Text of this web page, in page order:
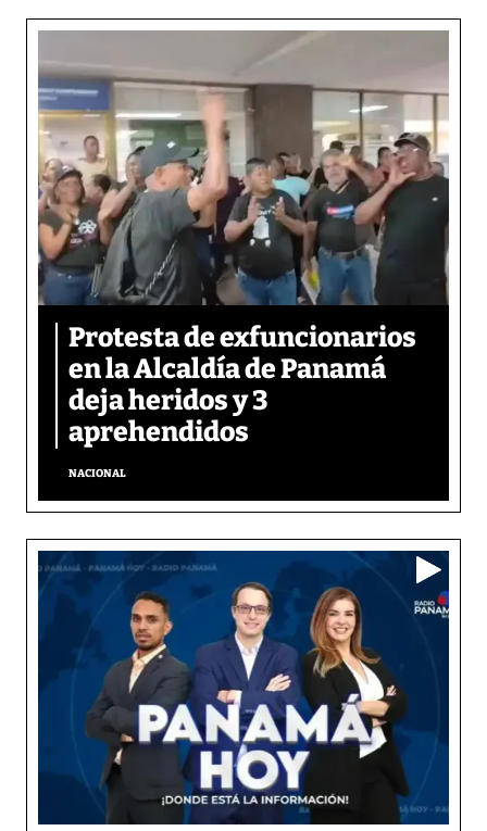
Protesta de exfuncionarios
en la Alcaldía de Panamá
deja heridos y 3
aprehendidos
NACIONAL